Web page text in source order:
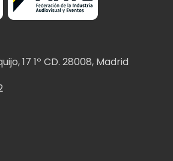
17 1º CD. 28008, Madrid